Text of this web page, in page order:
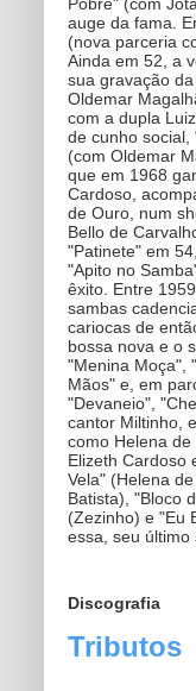
auge da fama.
(nova parceria
Ainda em 52, a
sua gravação
Oldemar
com a dupla
de cunho
(com Oldemar
que em 1968
Cardoso,
de Ouro, num
Bello de
"Patinete" em
"Apito no
êxito. Entre
sambas
cariocas de
bossa nova e o
"Menina Moça",
Mãos" e, em
"Devaneio",
cantor Miltinho,
como Helena de
Elizeth Cardoso
Vela" (Helena
Batista), "Bloco
(Zezinho) e "Eu
essa, seu último
Discografia
Tributos